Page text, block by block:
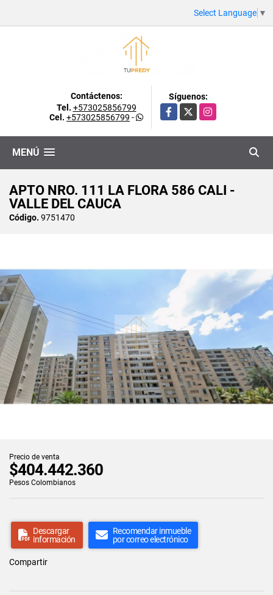
Select Language ▼
Contáctenos:
Tel. +573025856799
Cel. +573025856799 -
Síguenos:
Facebook
X Instagram
MENÚ
APTO NRO. 111 LA FLORA 586 CALI -
VALLE DEL CAUCA
Código. 9751470
Precio de venta
$404.442.360
Pesos Colombianos
Descargar
información
Recomendar inmueble
por correo electrónico
Compartir